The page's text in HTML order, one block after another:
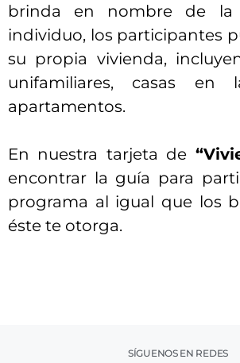
brinda en nombre de
individuo, los participantes
su propia vivienda,
unifamiliares, casas
apartamentos.
En nuestra tarjeta de
encontrar la guía para
programa al igual que los
éste te otorga.
SÍGUENOS EN REDES